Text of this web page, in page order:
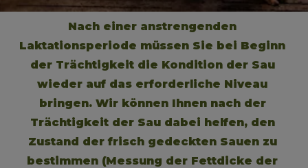
Nach einer anstrengenden
Laktationsperiode müssen Sie bei Beginn
der Trächtigkeit die Kondition der Sau
wieder auf das erforderliche Niveau
bringen. Wir können Ihnen nach der
Trächtigkeit der Sau dabei helfen, den
Zustand der frisch gedeckten Sauen zu
bestimmen (Messung der Fettdicke der